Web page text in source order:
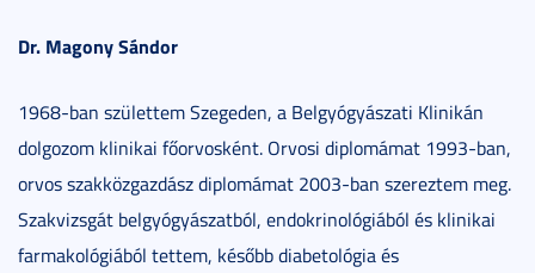
Dr. Magony Sándor
1968-ban születtem Szegeden, a Belgyógyászati Klinikán
dolgozom klinikai főorvosként. Orvosi diplomámat 1993-ban,
orvos szakközgazdász diplomámat 2003-ban szereztem meg.
Szakvizsgát belgyógyászatból, endokrinológiából és klinikai
farmakológiából tettem, később diabetológia és